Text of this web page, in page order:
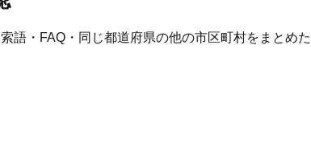
語・FAQ・同じ都道府県の他の市区町村をまとめ